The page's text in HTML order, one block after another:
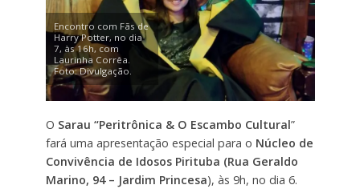
Encontro com Fãs de
Harry Potter, no dia
7, às 16h, com
Laurinha Corrêa.
Foto: Divulgação.
O Sarau “Peritrônica & O Escambo Cultural”
fará uma apresentação especial para o Núcleo de
Convivência de Idosos Pirituba (Rua Geraldo
Marino, 94 – Jardim Princesa), às 9h, no dia 6.